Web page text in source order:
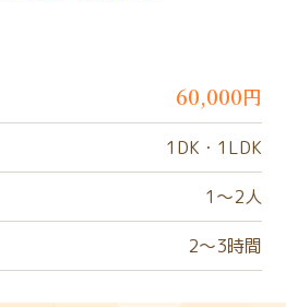
60,000円
1DK・1LDK
1〜2人
2〜3時間